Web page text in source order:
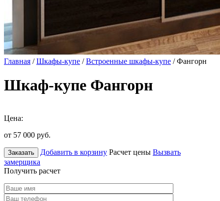
Главная /Шкафы-купе /Встроенные шкафы-купе / Фангорн
Шкаф-купе Фангорн
Цена:
от 57 000 руб.
Заказать Добавить в корзину Расчет цены Вызвать
замерщика
Получить расчет